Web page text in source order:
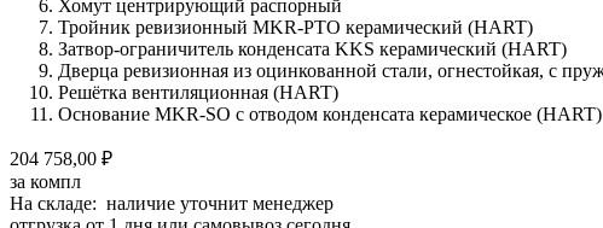
Хомут центрирующий распорный
Тройник ревизионный MKR-PTO керамический (HART)
Затвор-ограничитель конденсата KKS керамический (HART)
Дверца ревизионная из оцинкованной стали, огнестойкая, с
Решётка вентиляционная (HART)
Основание MKR-SO с отводом конденсата керамическое (HART)
204 758,00 ₽
за компл
На складе: наличие уточнит менеджер